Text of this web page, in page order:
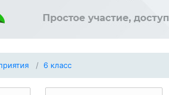
6 класс